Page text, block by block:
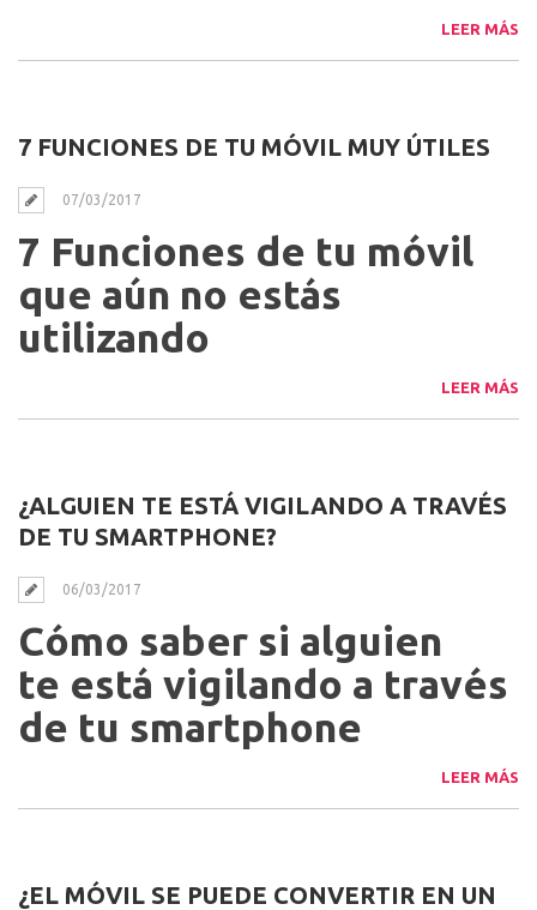
LEER MÁS
7 FUNCIONES DE TU MÓVIL MUY ÚTILES
07/03/2017
7 Funciones de tu móvil
que aún no estás
utilizando
LEER MÁS
¿ALGUIEN TE ESTÁ VIGILANDO A TRAVÉS
DE TU SMARTPHONE?
06/03/2017
Cómo saber si alguien
te está vigilando a través
de tu smartphone
LEER MÁS
¿EL MÓVIL SE PUEDE CONVERTIR EN UN